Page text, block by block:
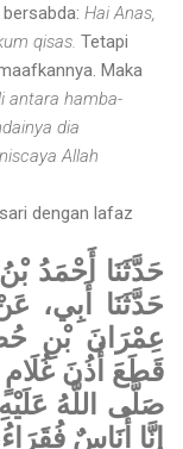
Hai Anas,
qisas. Tetapi
Maka
antara hamba-
dia
Allah
dengan lafaz
حَدَّثَنَا أَحْمَدُ
حَدَّثَنَا أَبِي،
عِمْرَانَ بْنِ
قَطَعَ أُذُنَ غُلَامٍ
صَلَّى اللَّهُ
إِنَّا أُنَاسٌ